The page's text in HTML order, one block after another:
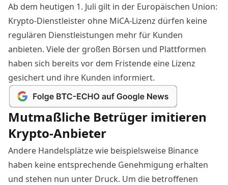
Ab dem heutigen 1. Juli gilt in der Europäischen Union:
Krypto-Dienstleister ohne MiCA-Lizenz dürfen keine
regulären Dienstleistungen mehr für Kunden
anbieten. Viele der großen Börsen und Plattformen
haben sich bereits vor dem Fristende eine Lizenz
gesichert und ihre Kunden informiert.
Mutmaßliche Betrüger imitieren
Krypto-Anbieter
Andere Handelsplätze wie beispielsweise Binance
haben keine entsprechende Genehmigung erhalten
und stehen nun unter Druck. Um die betroffenen